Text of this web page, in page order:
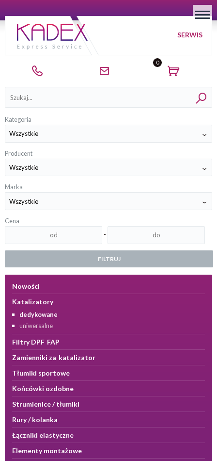
0
SERWIS
Kategoria
Producent
Marka
Cena
-
FILTRUJ
Kategorie
Nowości
Katalizatory
dedykowane
uniwersalne
Filtry DPF FAP
Zamienniki za katalizator
Tłumiki sportowe
Końcówki ozdobne
Strumienice / tłumiki
Rury / kolanka
Łączniki elastyczne
Elementy montażowe